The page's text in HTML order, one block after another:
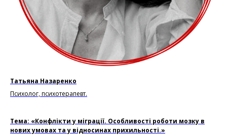
Татьяна Назаренко
Психолог, психотерапевт.
Тема: «Конфлікти у міграції. Особливості роботи мозку в
нових умовах та у відносинах прихильності.»